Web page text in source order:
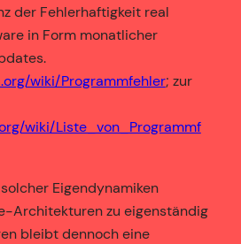
der Fehlerhaftigkeit real
in Form monatlicher
wiki/Programmfehler; zur
wiki/Liste_von_Programmf
Eigendynamiken
Architekturen zu eigenständig
bleibt dennoch eine